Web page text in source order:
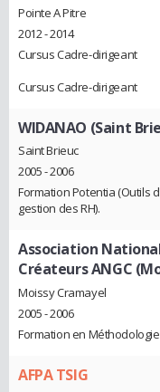
Pointe A Pitre
2012 - 2014
Cursus Cadre-dirigeant
Cursus Cadre-dirigeant
WIDANAO (Saint
Saint Brieuc
2005 - 2006
Formation Potentia (Outils
gestion des RH).
Association
Créateurs ANGC
Moissy Cramayel
2005 - 2006
Formation en
AFPA TSIG